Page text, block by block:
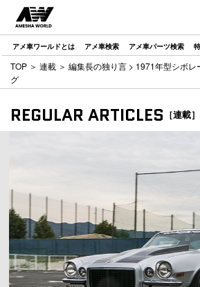
アメ車ワールドとは アメ車検索 アメ車パーツ検索
TOP ＞ 連載 ＞ 編集長の独り言 > 1971年型シボレ
グ
REGULAR ARTICLES ［連載］